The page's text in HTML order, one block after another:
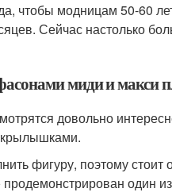
чтобы модницам 50-60
Сейчас настолько
миди и макси
довольно
крылышками.
фигуру, поэтому стоит
один